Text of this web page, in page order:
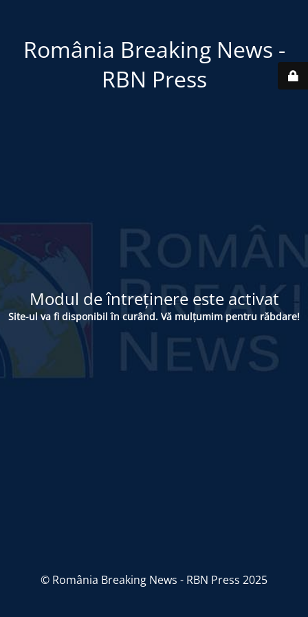
România Breaking News -
RBN Press
Modul de întreținere este activat
Site-ul va fi disponibil în curând. Vă mulțumim pentru răbdare!
© România Breaking News - RBN Press 2025